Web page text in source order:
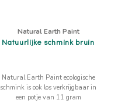
Natural Earth Paint
Natuurlijke schmink bruin
Natural Earth Paint ecologische
schmink is ook los verkrijgbaar in
een potje van 11 gram